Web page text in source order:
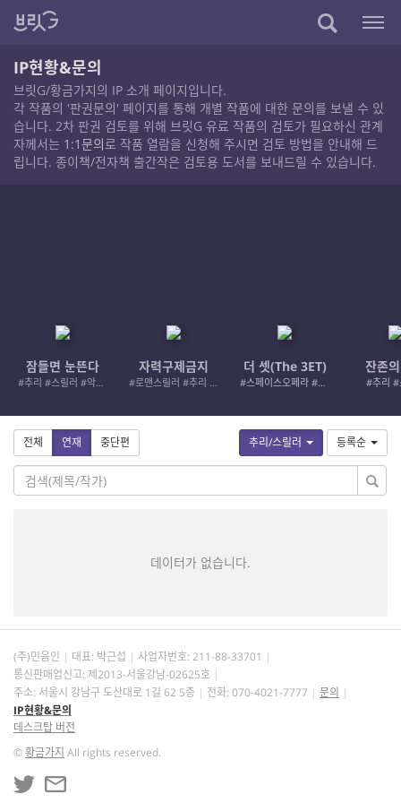
IP현황&문의
브릿G/황금가지의 IP 소개 페이지입니다.
각 작품의 '판권문의' 페이지를 통해 개별 작품에 대한 문의를 보낼 수 있
습니다. 2차 판권 검토를 위해 브릿G 유료 작품의 검토가 필요하신 관계
자께서는 1:1문의로 작품 열람을 신청해 주시면 검토 방법을 안내해 드
립니다. 종이책/전자책 출간작은 검토용 도서를 보내드릴 수 있습니다.
잠들면 눈뜬다
#추리 #스릴러 #악인 #로드레이지
자력구제금지
#로맨스릴러 #추리 #여성서사 #사적제재
더 셋(The 3ET)
#스페이스오페라 #우주활극
잔존
#추리 #
추리/스릴러 등록순
전체 연재 중단편
데이터가 없습니다.
(주)민음인 대표: 박근섭 사업자번호: 211-88-33701
통신판매업신고: 제2013-서울강남-02625호
주소: 서울시 강남구 도산대로 1길 62 5층
전화: 070-4021-7777
문의
IP현황&문의
데스크탑 버전
©황금가지 All rights reserved.